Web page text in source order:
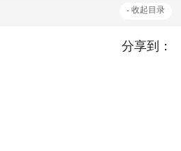
- 收起目录
分享到：